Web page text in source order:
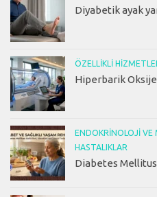
Diyabetik ayak
ÖZELLIKLI
Hiperbarik
ENDOKRINOLOJI VE
HASTALIKLAR
Diabetes